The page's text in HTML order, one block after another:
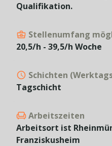
Stellenumfang
20,5/h - 39,5/h Woche
Schichten
Tagschicht
Arbeitszeiten
Arbeitsort ist
Franziskusheim